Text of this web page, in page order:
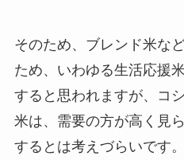
そのため、ブレンド米な
ため、いわゆる生活応援
すると思われますが、コ
米は、需要の方が高く見
するとは考えづらいです。